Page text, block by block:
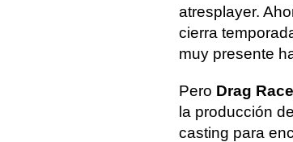
atresplayer.
cierra
muy presente
Pero Drag
la producción
casting para